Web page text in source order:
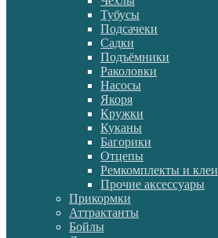
Тубусы
Подсачеки
Садки
Подъёмники
Раколовки
Насосы
Якоря
Кружки
Куканы
Багорики
Отцепы
Ремкомплекты и клеи
Прочие аксессуары
Прикормки
Аттрактанты
Бойлы